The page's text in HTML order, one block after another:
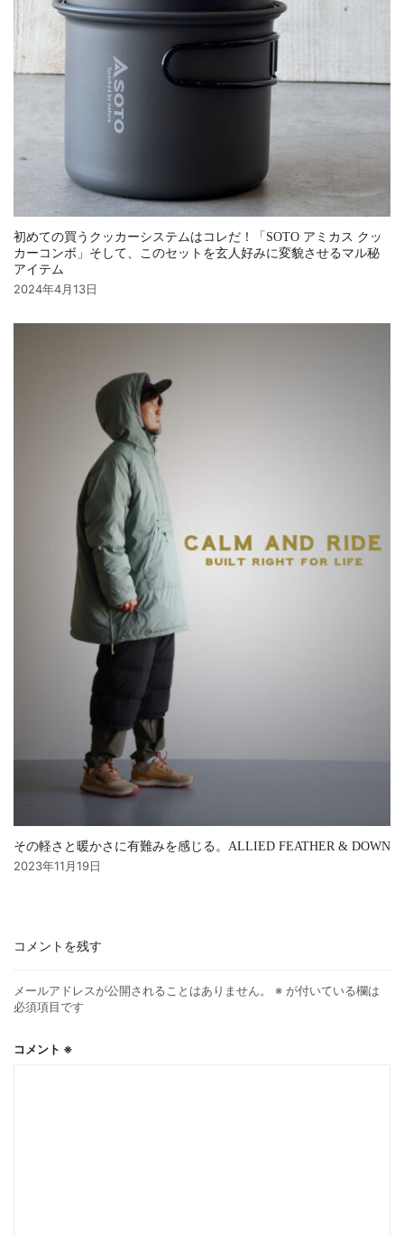
初めての買うクッカーシステムはコレだ！「SOTO アミカス クッ
カーコンボ」そして、このセットを玄人好みに変貌させるマル秘
アイテム
2024年4月13日
その軽さと暖かさに有難みを感じる。ALLIED FEATHER & DOWN
2023年11月19日
コメントを残す
メールアドレスが公開されることはありません。 ※ が付いている欄は
必須項目です
コメント ※